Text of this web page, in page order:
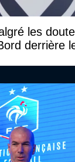
les
derrière